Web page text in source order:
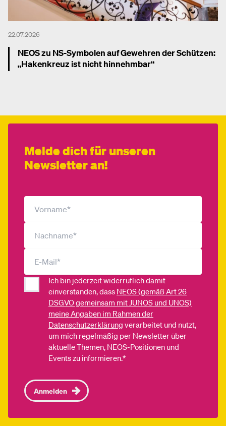
22.07.2026
NEOS zu NS-Symbolen auf Gewehren der Schützen:
„Hakenkreuz ist nicht hinnehmbar“
Melde dich für unseren
Newsletter an!
Ich bin jederzeit widerruflich damit
einverstanden, dass NEOS (gemäß Art 26
DSGVO gemeinsam mit JUNOS und UNOS)
meine Angaben im Rahmen der
Datenschutzerklärung verarbeitet und nutzt,
um mich regelmäßig per Newsletter über
aktuelle Themen, NEOS-Positionen und
Events zu informieren.*
Anmelden